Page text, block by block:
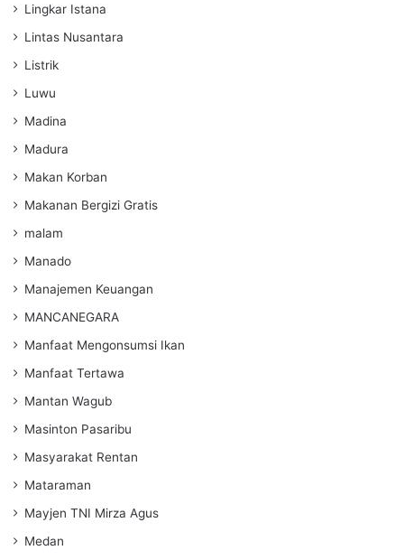
Lingkar Istana
Lintas Nusantara
Listrik
Luwu
Madina
Madura
Makan Korban
Makanan Bergizi Gratis
malam
Manado
Manajemen Keuangan
MANCANEGARA
Manfaat Mengonsumsi Ikan
Manfaat Tertawa
Mantan Wagub
Masinton Pasaribu
Masyarakat Rentan
Mataraman
Mayjen TNI Mirza Agus
Medan